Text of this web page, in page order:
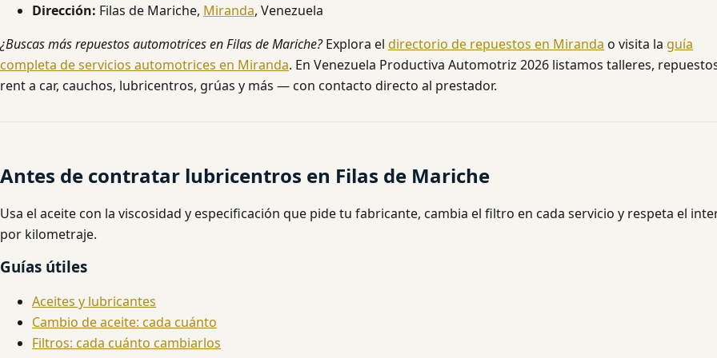
Dirección: Filas de Mariche, Miranda, Venezuela
¿Buscas más repuestos automotrices en Filas de Mariche?Explora el directorio de repuestos en Miranda o visita la guía
completa de servicios automotrices en Miranda. En Venezuela Productiva Automotriz 2026 listamos talleres,
rent a car, cauchos, lubricentros, grúas y más — con contacto directo al prestador.
Antes de contratar lubricentros en Filas de Mariche
Usa el aceite con la viscosidad y especificación que pide tu fabricante, cambia el filtro en cada servicio y respeta el
por kilometraje.
Guías útiles
Aceites y lubricantes
Cambio de aceite: cada cuánto
Filtros: cada cuánto cambiarlos